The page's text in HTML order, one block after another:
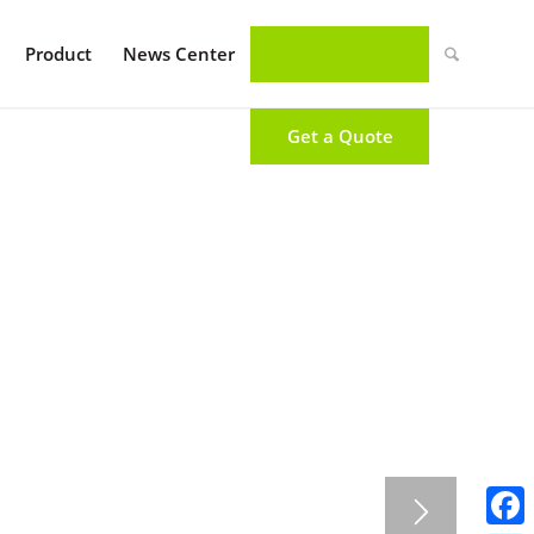
Product News Center
Get a Quote